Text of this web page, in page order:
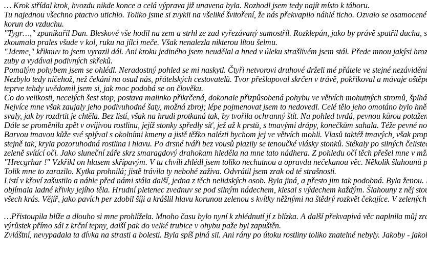
… Krok střídal krok, hvozdu nikde konce a celá výprava již unavena byla. Rozhodl jsem tedy najít místo k táboru.
Tu najednou všechno ptactvo utichlo. Toliko jsme si zvykli na všeliké švitoření, že nás překvapilo náhlé ticho. Ozvalo se
korun do vzduchu.
"Tygr…," zpanikařil Dan. Bleskově vše hodil na zem a strhl ze zad vyřezávaný samostříl. Rozklepán, jako by právě spatřil
zkoumala prales všude v kol, ruku na jílci meče. Však nenalezla nikterou lítou šelmu.
"Jdeme," křiknuv to jsem vyrazil dál. Ani kroku jediného jsem neudělal a hned v úleku strašlivém jsem stál. Přede mnou jakýsi
zuby a vydával podivných skřeků.
Pomalým pohybem jsem se ohlédl. Neradostný pohled se mi naskytl. Čtyři netvorovi druhové drželi mé přátele ve stejné
Nezbylo tedy ničehož, než čekání na osud nás, přátelských cestovatelů. Tvor přešlapoval skrčen v trávě, pokřikoval a mávaje
teprve tehdy uvědomil jsem si, jak moc podobá se on člověku.
Co do velikosti, necelých šest stop, postava malinko přikrčená, dokonale přizpůsobená pohybu ve větvích mohutných stromů,
Nejvíce mne však zaujaly jeho podivuhodné šaty, možná zbroj; lépe pojmenovat jsem to nedovedl. Celé tělo jeho omotáno bylo
svaly, jak by rozdrtit je chtěla. Bez listí, však na hrudi protkaná tak, by tvořila ochranný štít. Na pohled tvrdá, pevnou kůrou
Dále se proměnila zpět v ovíjivou rostlinu, jejíž stonky spředly síť, jež až k prstů, s tmavými drápy, konečkům sahala. Téže pevné
Barvou tmavou kůže své splýval s okolními kmeny a jistě těžko nalézti bychom jej ve větvích mohli. Vlasů taktéž tmavých, však
stejně tak, kryla pozoruhodná rostlina i hlavu. Po drsné tváři bez vousů plazily se tenoučké vlásky stonků. Stékaly po silných
zeleně svítící oči. Jako sluneční záře skrz smaragdový drahokam hleděla na mne tato nádhera. Z pohledu očí těch přešel mne v
"Hrecgrhar !" Vzkřikl on hlasem skřípavým. V tu chvíli zhlédl jsem toliko nechutnou a opravdu nečekanou věc. Několik šlahounů
Tolik mne to zarazilo. Kytka prohnilá; jistě trávila ty nebohé zaživa. Odvrátil jsem zrak od té strašnosti.
Listí v křoví zašustilo a náhle před námi stála další, jedna z těch nelidských osob. Byla jiná, a přesto jim tak podobná. Byla
objímala ladné křivky jejího těla. Hrudní pletenec zvednuv se pod silným nádechem, klesal s výdechem každým. Šlahouny z něj
všech krás. Vějíř, jako pavích per zdobil šíji a krášlil hlavu korunou zelenou s kvítky něžnými na štědrý rozkvět čekajíce. V
…Přistoupila blíže a dlouho si mne prohlížela. Mnoho času bylo nyní k zhlédnutí jí z blízka. A další překvapivá věc naplnila můj
výrůstek přímo sál z krční tepny, další pak do velké trubice v ohybu paže byl zapuštěn.
Zvláštní, nevypadala ta dívka na strasti a bolesti. Byla spíš plná sil. Ani rány po útoku rostliny toliko znatelné nebyly. Jakoby -